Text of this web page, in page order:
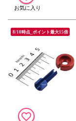
8/10時点_ポイント最大15倍